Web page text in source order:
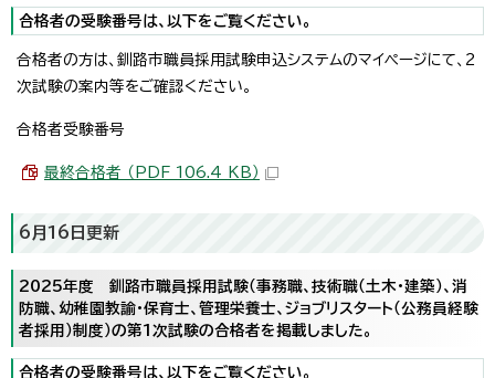
合格者の受験番号は、以下をご覧ください。
合格者の方は、釧路市職員採用試験申込システムのマイページにて、2
次試験の案内等をご確認ください。
合格者受験番号
最終合格者 （PDF 106.4 KB）
6月16日更新
2025年度 釧路市職員採用試験（事務職、技術職（土木・建築）、消
防職、幼稚園教諭・保育士、管理栄養士、ジョブリスタート（公務員経験
者採用）制度）の第1次試験の合格者を掲載しました。
合格者の受験番号は、以下をご覧ください。